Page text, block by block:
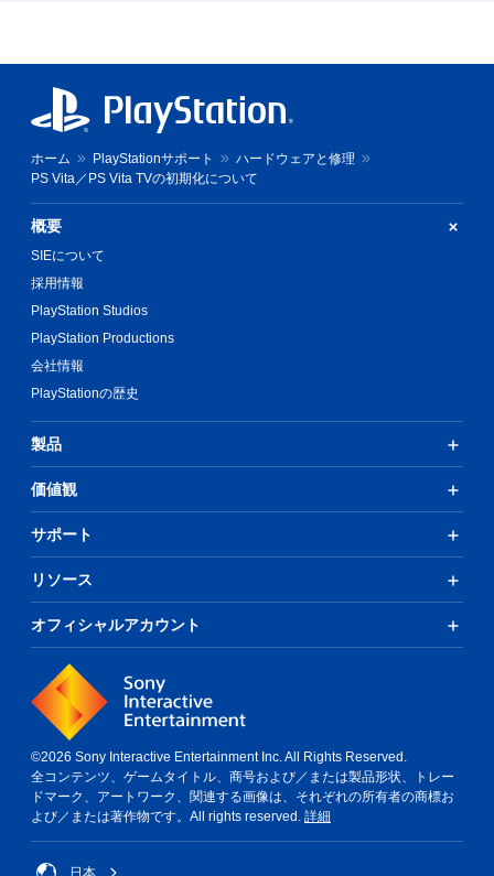
ホーム PlayStationサポート
ハードウェアと修理
PS Vita／PS Vita TVの初期化について
概要
SIEについて
採用情報
PlayStation Studios
PlayStation Productions
会社情報
PlayStationの歴史
製品
価値観
サポート
リソース
オフィシャルアカウント
©2026 Sony Interactive Entertainment Inc. All Rights Reserved.
全コンテンツ、ゲームタイトル、商号および／または製品形状、トレー
ドマーク、アートワーク、関連する画像は、それぞれの所有者の商標お
よび／または著作物です。All rights reserved. 詳細
日本